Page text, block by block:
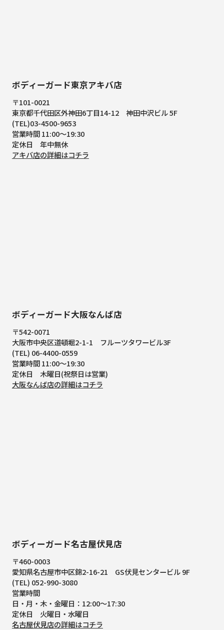
ボディーガード東京アキバ店
〒101-0021
東京都千代田区外神田6丁目14-12 神田中沢ビル 5F
(TEL)03-4500-9653
営業時間 11:00～19:30
定休日 年中無休
アキバ店の詳細はコチラ
ボディーガード大阪なんば店
〒542-0071
大阪市中央区道頓堀2-1-1
フルーツタワービル3F
(TEL) 06-4400-0559
営業時間 11:00～19:30
定休日 木曜日(祝祭日は営業)
大阪なんば店の詳細はコチラ
ボディーガード名古屋伏見店
〒460-0003
愛知県名古屋市中区錦2-16-21 GS伏見センタービル 9F
(TEL) 052-990-3080
営業時間
日・月・木・金曜日：12:00～17:30
定休日 火曜日・水曜日
名古屋伏見店の詳細はコチラ